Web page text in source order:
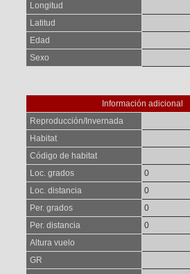
Longitud
Latitud
Edad
Sexo
Información adicional
Reproducción/Invernada
Habitat
Código de habitat
Loc. grados
0
Loc. distancia
0
Per. grados
0
Per. distancia
0
Altura vuelo
GR